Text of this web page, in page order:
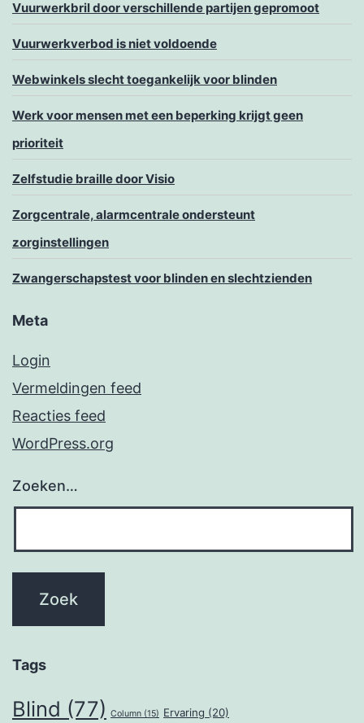
Vuurwerkbril door verschillende partijen gepromoot
Vuurwerkverbod is niet voldoende
Webwinkels slecht toegankelijk voor blinden
Werk voor mensen met een beperking krijgt geen
prioriteit
Zelfstudie braille door Visio
Zorgcentrale, alarmcentrale ondersteunt
zorginstellingen
Zwangerschapstest voor blinden en slechtzienden
Meta
Login
Vermeldingen feed
Reacties feed
WordPress.org
Zoeken…
Tags
Blind (77) Column (15) Ervaring (20)